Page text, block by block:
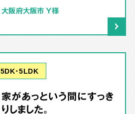
大阪府大阪市 Y様
5DK･5LDK
家があっという間にすっき
りしました。